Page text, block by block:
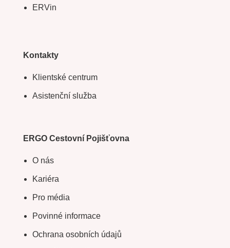
ERVin
Kontakty
Klientské centrum
Asistenční služba
ERGO Cestovní Pojišťovna
O nás
Kariéra
Pro média
Povinné informace
Ochrana osobních údajů